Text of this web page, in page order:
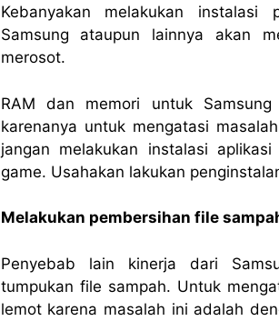
Kebanyakan melakukan
Samsung ataupun lainnya akan
merosot.
RAM dan memori untuk
karenanya untuk mengatasi
jangan melakukan instalasi
game. Usahakan lakukan
Melakukan pembersihan file
Penyebab lain kinerja dari
tumpukan file sampah. Untuk
lemot karena masalah ini adalah